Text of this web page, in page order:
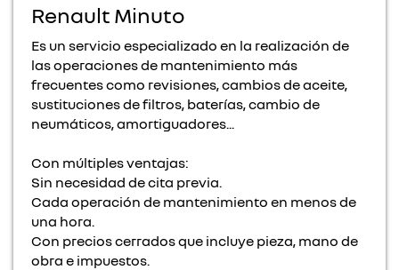
Renault Minuto
Es un servicio especializado en la realización de
las operaciones de mantenimiento más
frecuentes como revisiones, cambios de aceite,
sustituciones de filtros, baterías, cambio de
neumáticos, amortiguadores...
Con múltiples ventajas:
Sin necesidad de cita previa.
Cada operación de mantenimiento en menos de
una hora.
Con precios cerrados que incluye pieza, mano de
obra e impuestos.